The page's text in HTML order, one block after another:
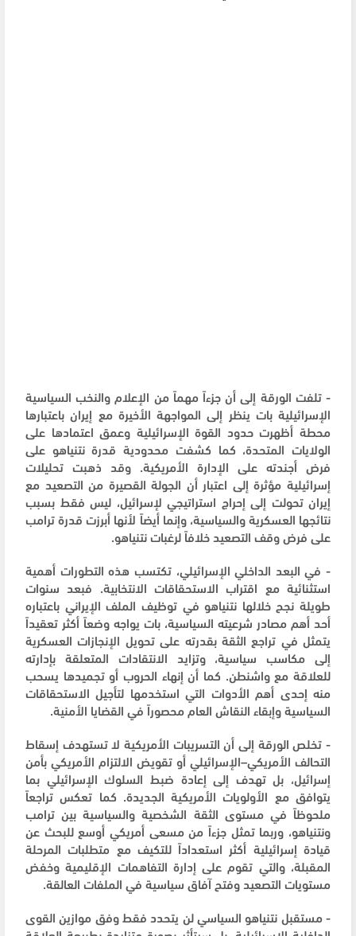
- تلفت الورقة إلى أن جزءاً مهماً من الإعلام والنخب السياسية
الإسرائيلية بات ينظر إلى المواجهة الأخيرة مع إيران باعتبارها
محطة أظهرت حدود القوة الإسرائيلية وعمق اعتمادها على
الولايات المتحدة، كما كشفت محدودية قدرة نتنياهو على
فرض أجندته على الإدارة الأمريكية. وقد ذهبت تحليلات
إسرائيلية مؤثرة إلى اعتبار أن الجولة القصيرة من التصعيد مع
إيران تحولت إلى إحراج استراتيجي لإسرائيل، ليس فقط بسبب
نتائجها العسكرية والسياسية، وإنما أيضاً لأنها أبرزت قدرة ترامب
على فرض وقف التصعيد خلافاً لرغبات نتنياهو.
- في البعد الداخلي الإسرائيلي، تكتسب هذه التطورات أهمية
استثنائية مع اقتراب الاستحقاقات الانتخابية. فبعد سنوات
طويلة نجح خلالها نتنياهو في توظيف الملف الإيراني باعتباره
أحد أهم مصادر شرعيته السياسية، بات يواجه وضعاً أكثر تعقيداً
يتمثل في تراجع الثقة بقدرته على تحويل الإنجازات العسكرية
إلى مكاسب سياسية، وتزايد الانتقادات المتعلقة بإدارته
للعلاقة مع واشنطن. كما أن إنهاء الحروب أو تجميدها يسحب
منه إحدى أهم الأدوات التي استخدمها لتأجيل الاستحقاقات
السياسية وإبقاء النقاش العام محصوراً في القضايا الأمنية.
- تخلص الورقة إلى أن التسريبات الأمريكية لا تستهدف إسقاط
التحالف الأمريكي–الإسرائيلي أو تقويض الالتزام الأمريكي بأمن
إسرائيل، بل تهدف إلى إعادة ضبط السلوك الإسرائيلي بما
يتوافق مع الأولويات الأمريكية الجديدة. كما تعكس تراجعاً
ملحوظاً في مستوى الثقة الشخصية والسياسية بين ترامب
ونتنياهو، وربما تمثل جزءاً من مسعى أمريكي أوسع للبحث عن
قيادة إسرائيلية أكثر استعداداً للتكيف مع متطلبات المرحلة
المقبلة، والتي تقوم على إدارة التفاهمات الإقليمية وخفض
مستويات التصعيد وفتح آفاق سياسية في الملفات العالقة.
- مستقبل نتنياهو السياسي لن يتحدد فقط وفق موازين القوى